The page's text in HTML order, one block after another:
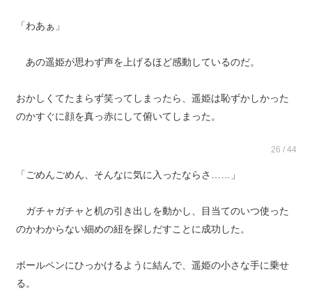
「わあぁ」
あの遥姫が思わず声を上げるほど感動しているのだ。
おかしくてたまらず笑ってしまったら、遥姫は恥ずかしかった
のかすぐに顔を真っ赤にして俯いてしまった。
26 / 44
「ごめんごめん、そんなに気に入ったならさ……」
ガチャガチャと机の引き出しを動かし、目当てのいつ使った
のかわからない細めの紐を探しだすことに成功した。
ボールペンにひっかけるように結んで、遥姫の小さな手に乗せ
る。